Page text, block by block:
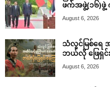
ဖက်အဖွဲ့(၁၆)
August 6, 2026
သံလွင်မြစ်ရေ
ဘယ်လို ဖြေရှင်
August 6, 2026